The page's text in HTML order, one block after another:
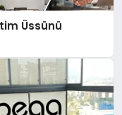
Üssünü